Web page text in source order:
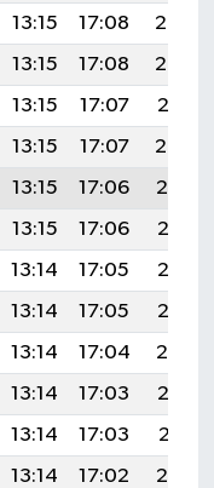
13:15 17:08
20:24
13:15 17:08
20:23
13:15 17:07
20:21
13:15 17:07
20:20
13:15 17:06
20:19
13:15 17:06
20:18
13:14 17:05
20:16
13:14 17:05
20:15
13:14 17:04
20:14
13:14 17:03
20:12
13:14 17:03
20:11
13:14 17:02
20:10